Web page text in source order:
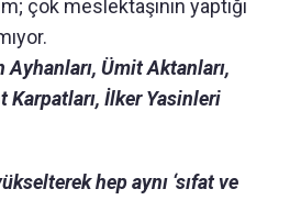
çok meslektaşının yaptığı
Ayhanları, Ümit Aktanları,
Karpatları, İlker Yasinleri
hep aynı ‘sıfat ve